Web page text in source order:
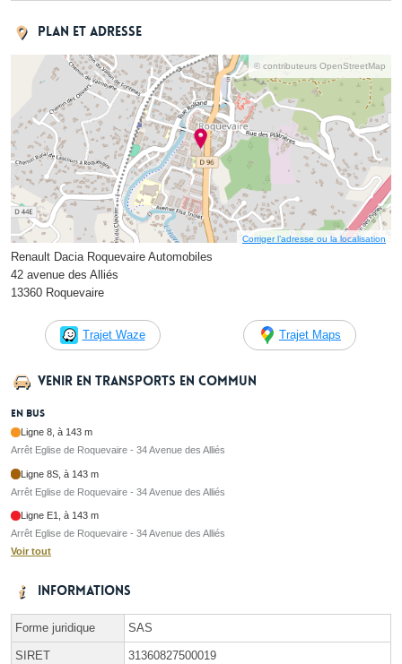
Plan et adresse
© contributeurs OpenStreetMap
Corriger l’adresse ou la localisation
Renault Dacia Roquevaire Automobiles
42 avenue des Alliés
13360 Roquevaire
Trajet Waze Trajet Maps
Venir en transports en commun
En bus
Ligne 8, à 143 m
Arrêt Eglise de Roquevaire - 34 Avenue des Alliés
Ligne 8S, à 143 m
Arrêt Eglise de Roquevaire - 34 Avenue des Alliés
Ligne E1, à 143 m
Arrêt Eglise de Roquevaire - 34 Avenue des Alliés
Voir tout
Informations
Forme juridique SAS
SIRET 31360827500019